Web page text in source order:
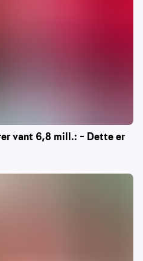
vant 6,8 mill.: – Dette er